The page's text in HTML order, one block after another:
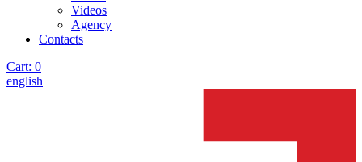
Videos
Agency
Contacts
Cart: 0
english